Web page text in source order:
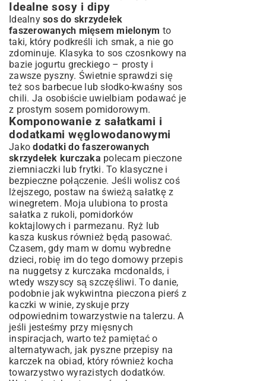
Idealne sosy i dipy
Idealny sos do skrzydełek
faszerowanych mięsem mielonym to
taki, który podkreśli ich smak, a nie go
zdominuje. Klasyka to sos czosnkowy na
bazie jogurtu greckiego – prosty i
zawsze pyszny. Świetnie sprawdzi się
też sos barbecue lub słodko-kwaśny sos
chili. Ja osobiście uwielbiam podawać je
z prostym sosem pomidorowym.
Komponowanie z sałatkami i
dodatkami węglowodanowymi
Jakododatki do faszerowanych
skrzydełek kurczaka polecam pieczone
ziemniaczki lub frytki. To klasyczne i
bezpieczne połączenie. Jeśli wolisz coś
lżejszego, postaw na świeżą sałatkę z
winegretem. Moja ulubiona to prosta
sałatka z rukoli, pomidorków
koktajlowych i parmezanu. Ryż lub
kasza kuskus również będą pasować.
Czasem, gdy mam w domu wybredne
dzieci, robię im do tegodomowy przepis
na nuggetsy z kurczaka mcdonalds, i
wtedy wszyscy są szczęśliwi. To danie,
podobnie jak wykwintna pieczona pierś z
kaczki w winie, zyskuje przy
odpowiednim towarzystwie na talerzu. A
jeśli jesteśmy przy mięsnych
inspiracjach, warto też pamiętać o
alternatywach, jak pyszne przepisy na
karczek na obiad, który również kocha
towarzystwo wyrazistych dodatków.